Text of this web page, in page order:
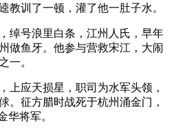
教训了一顿，灌了他一肚子水。
绰号浪里白条，江州人氏，早年
做鱼牙。他参与营救宋江，大闹
一。
上应天损星，职司为水军头领，
。征方腊时战死于杭州涌金门，
华将军。